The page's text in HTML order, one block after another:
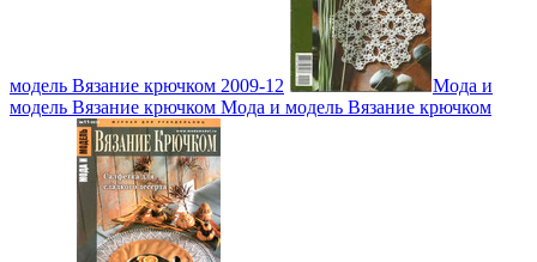
модель Вязание крючком 2009-12
Мода и
модель Вязание крючком Мода и модель Вязание крючком